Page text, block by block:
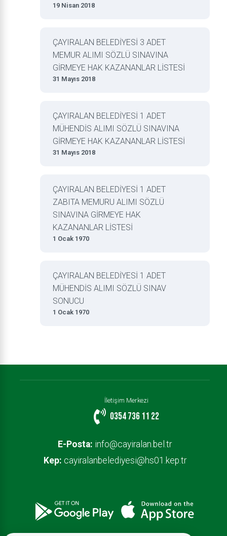
19 Nisan 2018
ÇAYIRALAN BELEDİYESİ 3 ADET
MEMUR ALIMI SÖZLÜ SINAVINA
GİRMEYE HAK KAZANANLAR LİSTESİ
31 Mayıs 2018
ÇAYIRALAN BELEDİYESİ 1 ADET
MÜHENDİS ALIMI SÖZLÜ SINAVINA
GİRMEYE HAK KAZANANLAR LİSTESİ
31 Mayıs 2018
ÇAYIRALAN BELEDİYESİ 1 ADET
ZABITA MEMURU ALIMI SÖZLÜ
SINAVINA GİRMEYE HAK
KAZANANLAR LİSTESİ
1 Ocak 1970
ÇAYIRALAN BELEDİYESİ 1 ADET
MÜHENDİS ALIMI SÖZLÜ SINAV
SONUCU
1 Ocak 1970
İletişim Merkezi
0354 736 11 22
E-Posta: info@cayiralan.bel.tr
Kep: cayiralanbelediyesi@hs01.kep.tr